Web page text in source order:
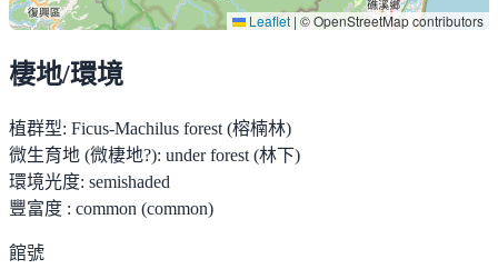
Leaflet | © OpenStreetMap contributors
棲地/環境
植群型: Ficus-Machilus forest (榕楠林)
微生育地 (微棲地?): under forest (林下)
環境光度: semishaded
豐富度 : common (common)
館號